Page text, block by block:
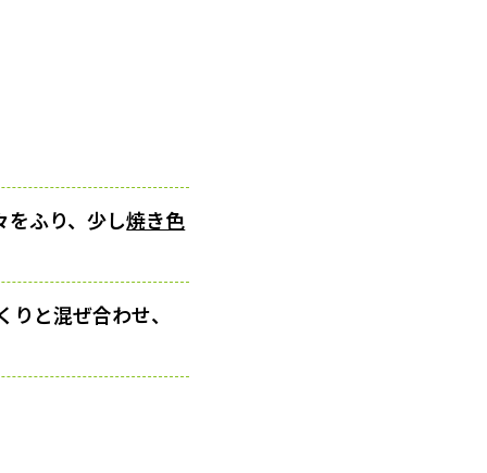
をふり、少し焼き色
と混ぜ合わせ、